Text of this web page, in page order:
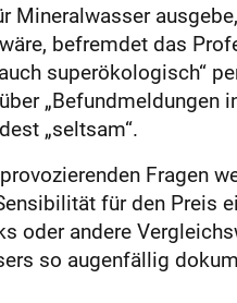
Mineralwasser
befremdet das
superökologisch“
„Befundmeldungen
„seltsam“.
Fragen
für den Preis
oder andere
so augenfällig